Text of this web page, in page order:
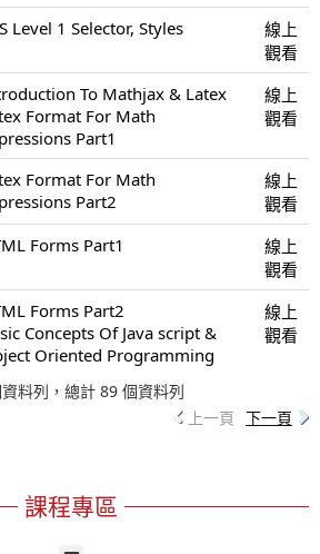
Level 1 Selector, Styles
線上
觀看
To Mathjax & Latex
Format For Math
Part1
線上
觀看
Format For Math
Part2
線上
觀看
Forms Part1
線上
觀看
Forms Part2
Concepts Of Java script &
Oriented Programming
線上
觀看
料列，總計 89 個資料列
上一頁 下一頁
課程專區